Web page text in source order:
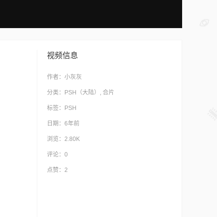
视频信息
作者：小灰灰
分类： PSH（大陆） ,合片
标签： PSH
日期：6年前
浏览：2.80K
评论：0
点赞：2